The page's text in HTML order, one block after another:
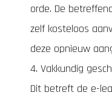
orde. De
zelf kosteloos
deze opnieuw
4. Vakkundig
Dit betreft de e-